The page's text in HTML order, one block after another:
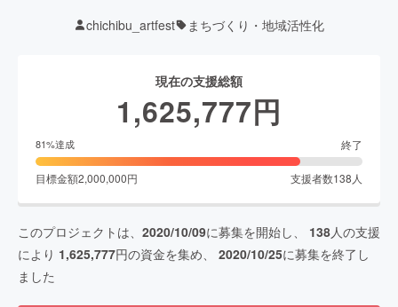
chichibu_artfest まちづくり・地域活性化
現在の支援総額
1,625,777円
81%達成 終了
目標金額2,000,000円 支援者数138 人
このプロジェクトは、 2020/10/09に募集を開始し、 138人の支援
により 1,625,777円の資金を集め、 2020/10/25に募集を終了し
ました